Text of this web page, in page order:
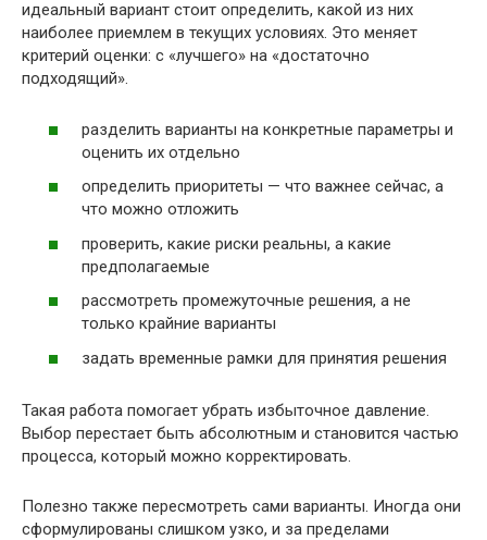
идеальный вариант стоит определить, какой из них
наиболее приемлем в текущих условиях. Это меняет
критерий оценки: с «лучшего» на «достаточно
подходящий».
разделить варианты на конкретные параметры и
оценить их отдельно
определить приоритеты — что важнее сейчас, а
что можно отложить
проверить, какие риски реальны, а какие
предполагаемые
рассмотреть промежуточные решения, а не
только крайние варианты
задать временные рамки для принятия решения
Такая работа помогает убрать избыточное давление.
Выбор перестает быть абсолютным и становится частью
процесса, который можно корректировать.
Полезно также пересмотреть сами варианты. Иногда они
сформулированы слишком узко, и за пределами